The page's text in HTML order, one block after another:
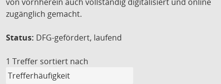
zugänglich gemacht.
Status: DFG-gefördert, laufend
1 Treffer sortiert nach